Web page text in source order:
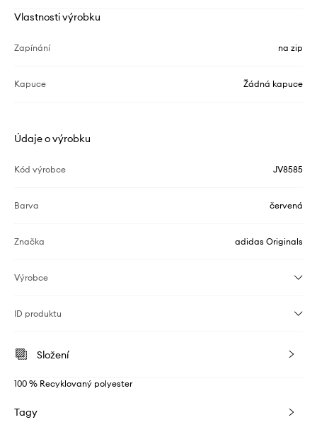
Vlastnosti výrobku
Zapínání na zip
Kapuce Žádná kapuce
Údaje o výrobku
Kód výrobce JV8585
Barva červená
Značka adidas Originals
Výrobce
ID produktu
Složení
100 % Recyklovaný polyester
Tagy